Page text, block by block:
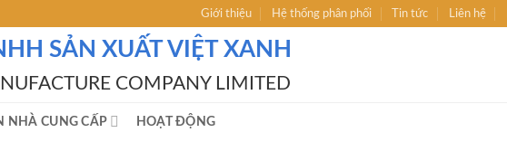
Giới thiệu Hệ thống phân phối Tin tức Liên hệ
SẢN XUẤT VIỆT XANH
COMPANY LIMITED
NHÀ CUNG CẤP HOẠT ĐỘNG